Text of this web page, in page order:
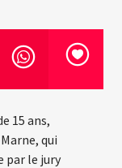
15 ans,
qui
par le jury